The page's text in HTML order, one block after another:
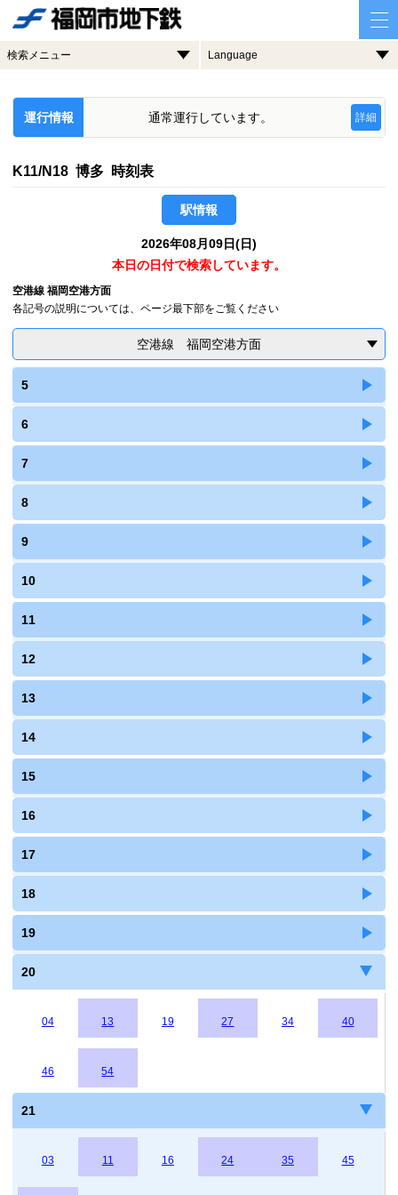
検索メニュー Language
運行情報 通常運行しています。 詳細
K11/N18 博多 時刻表
駅情報
2026年08月09日(日)
本日の日付で検索しています。
空港線 福岡空港方面
各記号の説明については、ページ最下部をご覧ください
空港線 福岡空港方面
5
6
7
8
9
10
11
12
13
14
15
16
17
18
19
20
04 13 19 27 34 40
46 54
21
03 11 16 24 35 45